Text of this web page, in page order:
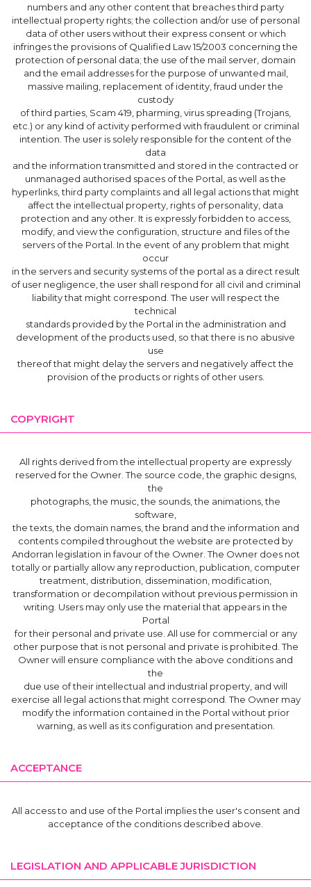
numbers and any other content that breaches third party
intellectual property rights; the collection and/or use of personal
data of other users without their express consent or which
infringes the provisions of Qualified Law 15/2003 concerning the
protection of personal data; the use of the mail server, domain
and the email addresses for the purpose of unwanted mail,
massive mailing, replacement of identity, fraud under the
custody
of third parties, Scam 419, pharming, virus spreading (Trojans,
etc.) or any kind of activity performed with fraudulent or criminal
intention. The user is solely responsible for the content of the
data
and the information transmitted and stored in the contracted or
unmanaged authorised spaces of the Portal, as well as the
hyperlinks, third party complaints and all legal actions that might
affect the intellectual property, rights of personality, data
protection and any other. It is expressly forbidden to access,
modify, and view the configuration, structure and files of the
servers of the Portal. In the event of any problem that might
occur
in the servers and security systems of the portal as a direct result
of user negligence, the user shall respond for all civil and criminal
liability that might correspond. The user will respect the
technical
standards provided by the Portal in the administration and
development of the products used, so that there is no abusive
use
thereof that might delay the servers and negatively affect the
provision of the products or rights of other users.
COPYRIGHT
All rights derived from the intellectual property are expressly
reserved for the Owner. The source code, the graphic designs,
the
photographs, the music, the sounds, the animations, the
software,
the texts, the domain names, the brand and the information and
contents compiled throughout the website are protected by
Andorran legislation in favour of the Owner. The Owner does not
totally or partially allow any reproduction, publication, computer
treatment, distribution, dissemination, modification,
transformation or decompilation without previous permission in
writing. Users may only use the material that appears in the
Portal
for their personal and private use. All use for commercial or any
other purpose that is not personal and private is prohibited. The
Owner will ensure compliance with the above conditions and
the
due use of their intellectual and industrial property, and will
exercise all legal actions that might correspond. The Owner may
modify the information contained in the Portal without prior
warning, as well as its configuration and presentation.
ACCEPTANCE
All access to and use of the Portal implies the user's consent and
acceptance of the conditions described above.
LEGISLATION AND APPLICABLE JURISDICTION